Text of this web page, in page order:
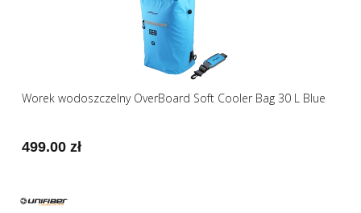
Worek wodoszczelny OverBoard Soft Cooler Bag 30 L Blue
499.00 zł